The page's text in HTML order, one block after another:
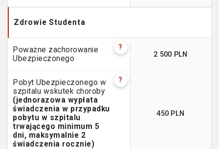
Zdrowie Studenta
Poważne zachorowanie
Ubezpieczonego
?
2 500 PLN
Pobyt Ubezpieczonego w
szpitalu wskutek choroby
(jednorazowa wypłata
świadczenia w przypadku
pobytu w szpitalu
trwającego minimum 5
dni, maksymalnie 2
świadczenia rocznie)
?
450 PLN